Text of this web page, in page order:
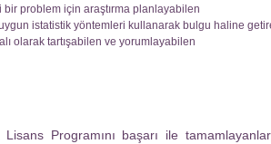
problem için araştırma planlayabilen
istatistik yöntemleri kullanarak bulgu haline
olarak tartışabilen ve yorumlayabilen
Programını başarı ile